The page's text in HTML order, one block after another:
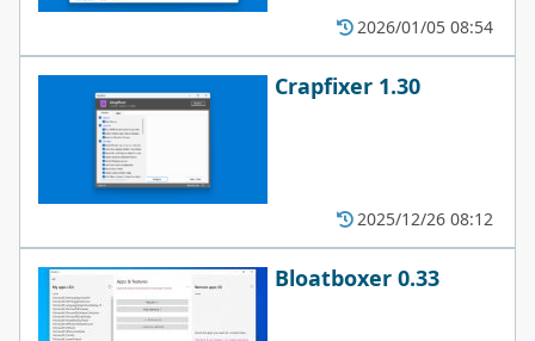
2026/01/05 08:54
Crapfixer 1.30
2025/12/26 08:12
Bloatboxer 0.33